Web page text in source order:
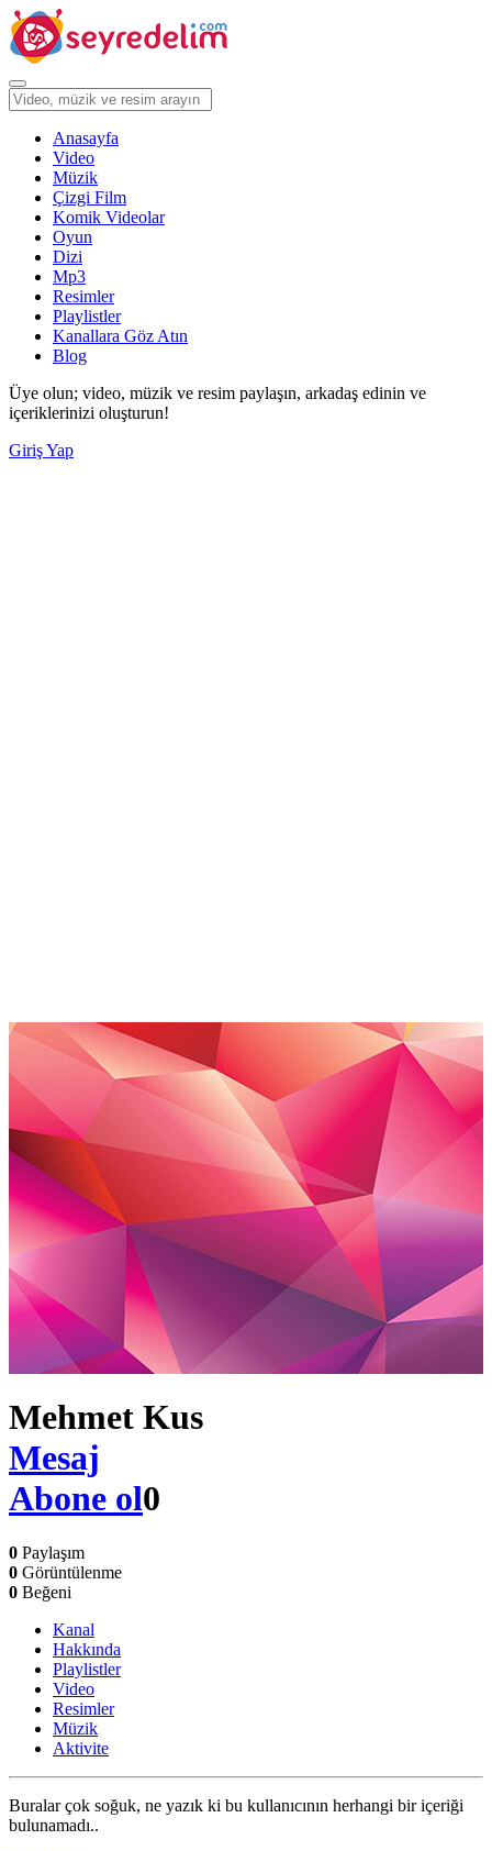
Anasayfa
Video
Müzik
Çizgi Film
Komik Videolar
Oyun
Dizi
Mp3
Resimler
Playlistler
Kanallara Göz Atın
Blog
Üye olun; video, müzik ve resim paylaşın, arkadaş edinin ve
içeriklerinizi oluşturun!
Giriş Yap
Mehmet Kus
Mesaj
Abone ol0
0 Paylaşım
0 Görüntülenme
0 Beğeni
Kanal
Hakkında
Playlistler
Video
Resimler
Müzik
Aktivite
Buralar çok soğuk, ne yazık ki bu kullanıcının herhangi bir içeriği
bulunamadı..